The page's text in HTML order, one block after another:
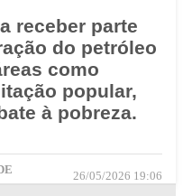
receber parte
do petróleo
como
popular,
à pobreza.
26/05/2026 19:06